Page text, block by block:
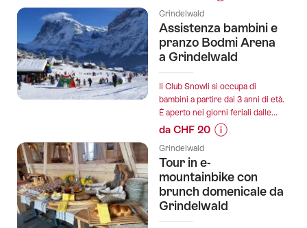
la
funivia":
sul
prezzo
dell’offerta
Autobus
Grindelwald
-
Grosse
Grindelwald
Assistenza bambini e
pranzo Bodmi Arena
a Grindelwald
Il Club Snowli si occupa di
bambini a partire dai 3 anni di età.
È aperto nei giorni feriali dalle...
da CHF 20
prezzo
dell’offerta
"Assistenza
Grindelwald
Tour in e-
mountainbike con
brunch domenicale da
Grindelwald